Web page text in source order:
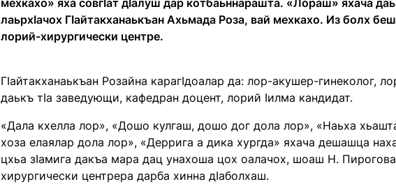
лаьрхӀачох ГӀайтакханаькъан Ахьмада Роза, вай мехкахо. Из болх
лорий-хирургически центре.
ГӀайтакханаькъан Розайна карагӀдоалар да: лор-акушер-гинеколог,
даькъ тӀа заведующи, кафедран доцент, лорий Ӏилма кандидат.
«Дала кхелла лор», «Дошо кулгаш, дошо дог дола лор», «Наьха
хоза елаялар дола лор», «Деррига а дика хургда» яхача дешашца
цхьа зӀамига дакъа мара дац унахоша цох оалачох, шоаш Н. Пирогова
хирургически центрера дарба хинна дӀаболхаш.